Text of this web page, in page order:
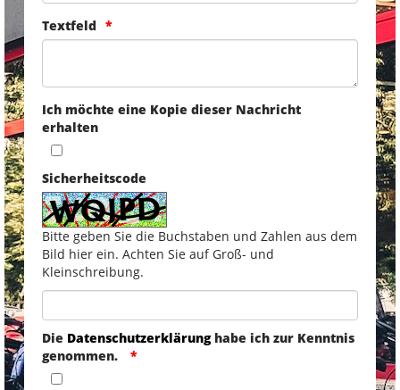
Textfeld
Ich möchte eine Kopie dieser Nachricht
erhalten
Sicherheitscode
Bitte geben Sie die Buchstaben und Zahlen aus dem
Bild hier ein. Achten Sie auf Groß- und
Kleinschreibung.
Die Datenschutzerklärunghabe ich zur Kenntnis
genommen.